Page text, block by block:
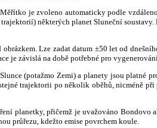
je zvoleno automaticky podle
některých planet Sluneční
Lze zadat datum ±50 let od
je závislá na době potřebné pro
(potažmo Zemi) a planety jsou
trajektorii po několik oběhů, nicméně
planetky, přičemž je uvažováno Bondovo
průřezu, kdežto emise povrchem koule.